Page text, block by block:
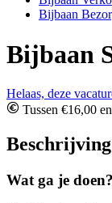
Bijbaan
Bijbaan
Helaas, deze
Tussen €16,00
Beschrijving
Wat ga je doen?